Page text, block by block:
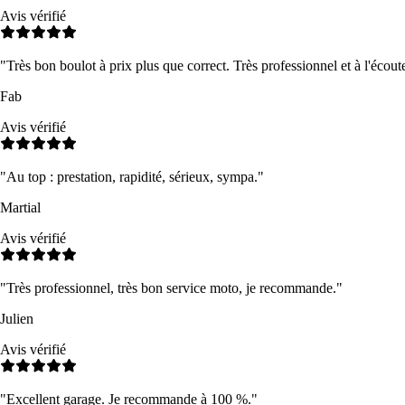
Avis vérifié
"Très bon boulot à prix plus que correct. Très professionnel et à
Fab
Avis vérifié
"Au top : prestation, rapidité, sérieux, sympa."
Martial
Avis vérifié
"Très professionnel, très bon service moto, je recommande."
Julien
Avis vérifié
"Excellent garage. Je recommande à 100 %."